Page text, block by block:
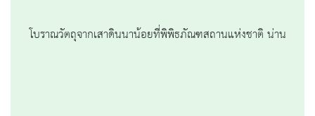
โบราณวัตถุจากเสาดินนาน้อยที่พิพิธภัณฑสถานแห่งชาติ น่าน